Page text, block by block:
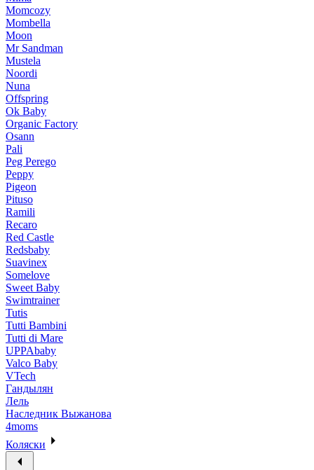
Momcozy
Mombella
Moon
Mr Sandman
Mustela
Noordi
Nuna
Offspring
Ok Baby
Organic Factory
Osann
Pali
Peg Perego
Peppy
Pigeon
Pituso
Ramili
Recaro
Red Castle
Redsbaby
Suavinex
Somelove
Sweet Baby
Swimtrainer
Tutis
Tutti Bambini
Tutti di Mare
UPPAbaby
Valco Baby
VTech
Гандылян
Лель
Наследник Выжанова
4moms
Коляски